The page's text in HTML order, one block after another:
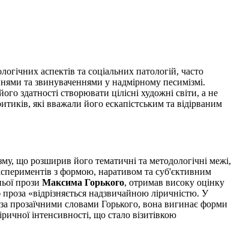
аспектів та соціальних патологій, часто
та звинуваченнями у надмірному песимізмі.
здатності створювати цілісні художні світи, а не
які вважали його ескапістським та відірваним
що розширив його тематичні та методологічні межі,
з формою, наративом та суб'єктивним
прози Максима Горького, отримав високу оцінку
«відрізняється надзвичайною ліричністю. У
прозаїчними словами Горького, вона вигинає форми
інтенсивності, що стало візитівкою